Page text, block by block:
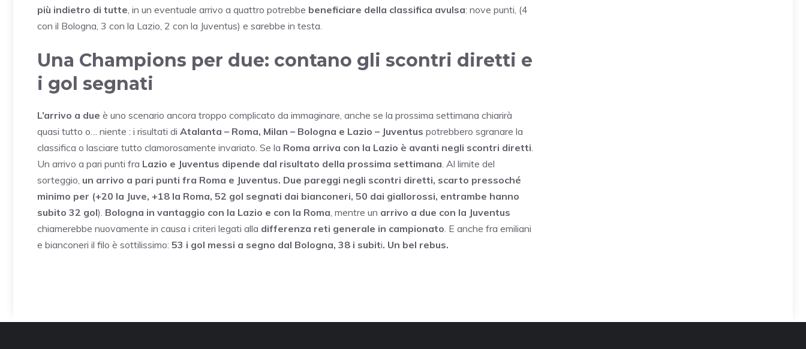
più indietro di tutte , in un eventuale arrivo a quattro potrebbe beneficiare della classifica avulsa: nove punti, (4
con il Bologna, 3 con la Lazio, 2 con la Juventus) e sarebbe in testa.
Una Champions per due: contano gli scontri diretti e
i gol segnati
L’arrivo a due è uno scenario ancora troppo complicato da immaginare, anche se la prossima settimana chiarirà
quasi tutto o… niente : i risultati di Atalanta – Roma, Milan – Bologna e Lazio – Juventus potrebbero sgranare la
classifica o lasciare tutto clamorosamente invariato. Se la Roma arriva con la Lazio è avanti negli scontri diretti
Un arrivo a pari punti fra Lazio e Juventus dipende dal risultato della prossima settimana . Al limite del
sorteggio, un arrivo a pari punti fra Roma e Juventus. Due pareggi negli scontri diretti, scarto pressoché
minimo per (+20 la Juve, +18 la Roma, 52 gol segnati dai bianconeri, 50 dai giallorossi, entrambe hanno
subito 32 gol). Bologna in vantaggio con la Lazio e con la Roma , mentre un arrivo a due con la Juventus
chiamerebbe nuovamente in causa i criteri legati alla differenza reti generale in campionato . E anche fra emiliani
e bianconeri il filo è sottilissimo: 53 i gol messi a segno dal Bologna, 38 i subiti. Un bel rebus.